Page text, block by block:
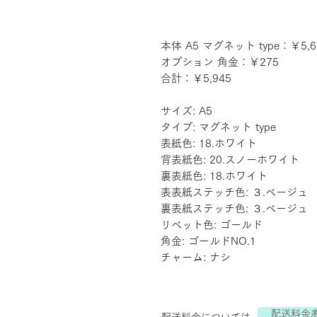
本体 A5 マグネット type：￥
オプション 角金：￥275
合計：￥5,945
サイズ: A5
タイプ: マグネット type
表紙色: 18.ホワイト
背表紙色: 20.スノーホワイト
裏表紙色: 18.ホワイト
表表紙ステッチ色: ３.ベージュ
裏表紙ステッチ色: ３.ベージュ
リベット色: ゴールド
角金: ゴールドNO.1
チャーム: ナシ
配送料金